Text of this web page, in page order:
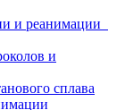
и реанимации
и
сплава